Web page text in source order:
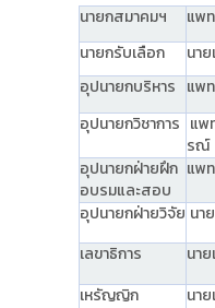
นายกสมาคมฯ
แพ
นายกรับเลือก
นา
อุปนายกบริหาร แพ
อุปนายกวิชาการ แพ
รณ์
อุปนายกฝ่ายฝึก
อบรมและสอบ
แพ
อุปนายกฝ่ายวิจัย นา
เลขาธิการ
นา
เหรัญญิก
นา